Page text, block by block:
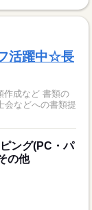
活躍中☆長
作成など 書類の
会などへの書類提
ング(PC・パ
の他